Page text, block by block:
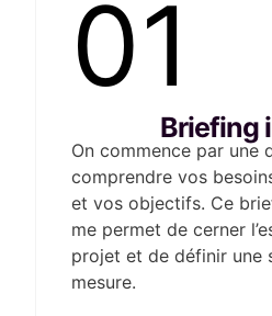
01
Briefing
On commence par une
comprendre vos
et vos objectifs. Ce
me permet de cerner
projet et de définir une
mesure.